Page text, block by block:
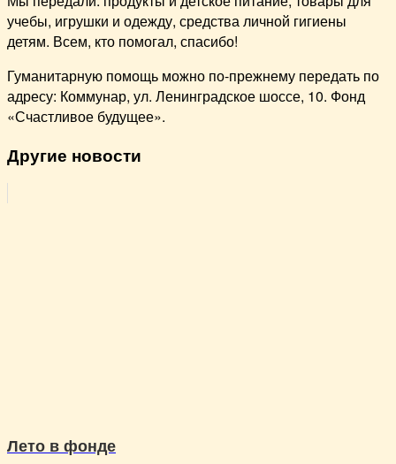
учебы, игрушки и одежду, средства личной гигиены
детям. Всем, кто помогал, спасибо!
Гуманитарную помощь можно по-прежнему передать по
адресу: Коммунар, ул. Ленинградское шоссе, 10. Фонд
«Счастливое будущее».
Другие новости
Лето в фонде